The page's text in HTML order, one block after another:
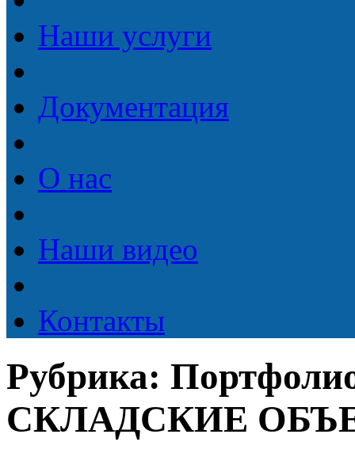
Наши услуги
Документация
О нас
Наши видео
Контакты
Рубрика:
СКЛАДСКИЕ